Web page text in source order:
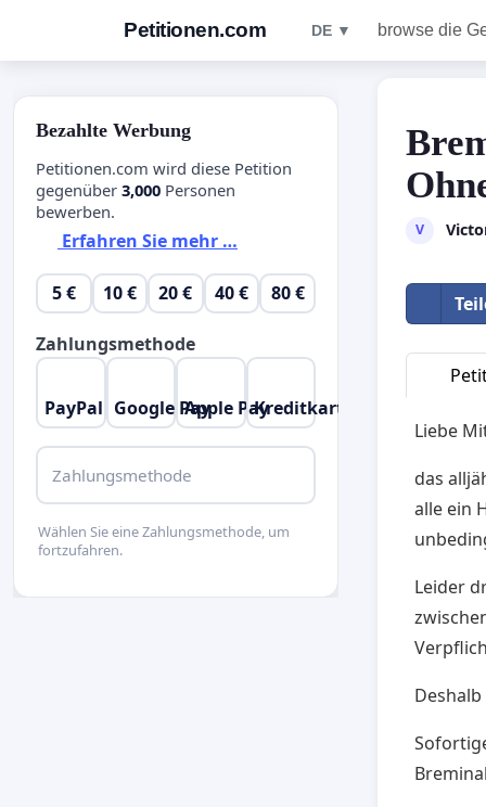
Petitionen.com DE ▼ browse die
V
Liebe
das
alle ein
Leider
Bezahlte Werbung
Petitionen.com wird diese Petition
gegenüber 3,000 Personen
bewerben.
Erfahren Sie mehr …
5 € 10 € 20 € 40 € 80 €
Zahlungsmethode
PayPal Google PayApple PayKreditkarte
Zahlungsmethode
Wählen Sie eine Zahlungsmethode, um
fortzufahren.